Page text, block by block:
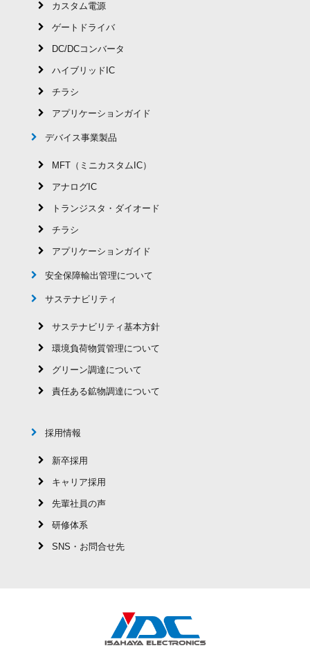
カスタム電源
ゲートドライバ
DC/DCコンバータ
ハイブリッドIC
チラシ
アプリケーションガイド
デバイス事業製品
MFT（ミニカスタムIC）
アナログIC
トランジスタ・ダイオード
チラシ
アプリケーションガイド
安全保障輸出管理について
サステナビリティ
サステナビリティ基本方針
環境負荷物質管理について
グリーン調達について
責任ある鉱物調達について
採用情報
新卒採用
キャリア採用
先輩社員の声
研修体系
SNS・お問合せ先